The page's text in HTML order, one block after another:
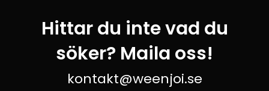
Hittar du inte vad du
söker? Maila oss!
kontakt@weenjoi.se